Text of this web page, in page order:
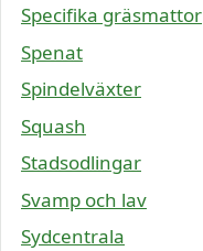
Specifika gräsmattor
Spenat
Spindelväxter
Squash
Stadsodlingar
Svamp och lav
Sydcentrala